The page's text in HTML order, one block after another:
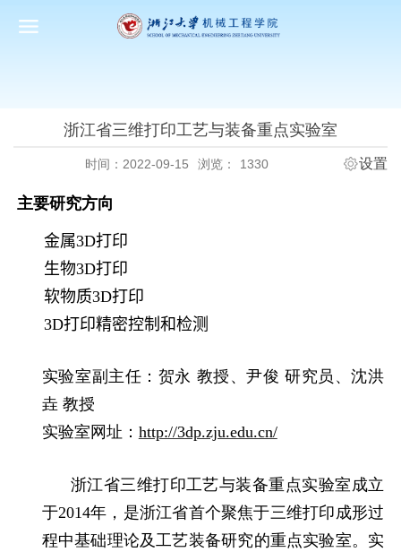
浙江省三维打印工艺与装备重点实验室
时间：2022-09-15 浏览： 1330 设置
主要研究方向
金属3D打印
生物3D打印
软物质3D打印
3D打印精密控制和检测
实验室副主任：贺永 教授、尹俊 研究员、沈洪
垚 教授
实验室网址： http://3dp.zju.edu.cn/
浙江省三维打印工艺与装备重点实验室成立
于2014年，是浙江省首个聚焦于三维打印成形过
程中基础理论及工艺装备研究的重点实验室。实